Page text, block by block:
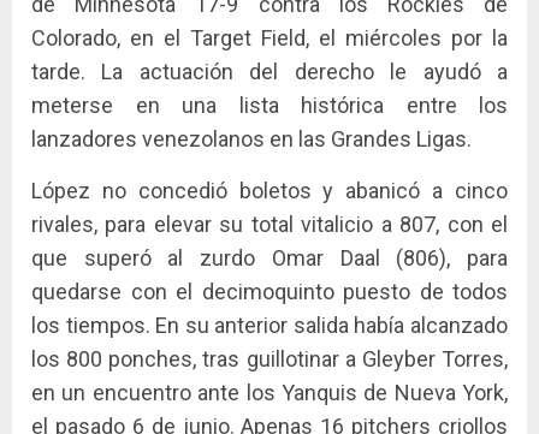
Colorado, en el Target Field, el miércoles por la
tarde. La actuación del derecho le ayudó a
meterse en una lista histórica entre los
lanzadores venezolanos en las Grandes Ligas.
López no concedió boletos y abanicó a cinco
rivales, para elevar su total vitalicio a 807, con el
que superó al zurdo Omar Daal (806), para
quedarse con el decimoquinto puesto de todos
los tiempos. En su anterior salida había alcanzado
los 800 ponches, tras guillotinar a Gleyber Torres,
en un encuentro ante los Yanquis de Nueva York,
el pasado 6 de junio. Apenas 16 pitchers criollos